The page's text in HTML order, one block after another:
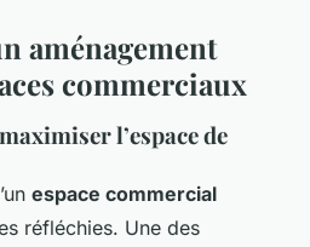
aménagement
commerciaux
l’espace de
espace commercial
réfléchies. Une des